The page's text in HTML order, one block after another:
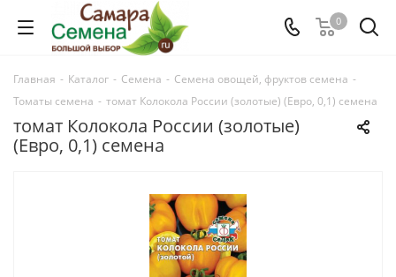
0
Главная - Каталог - Семена - Семена овощей, фруктов семена -
Томаты семена - томат Колокола России (золотые) (Евро, 0,1) семена
томат Колокола России (золотые)
(Евро, 0,1) семена